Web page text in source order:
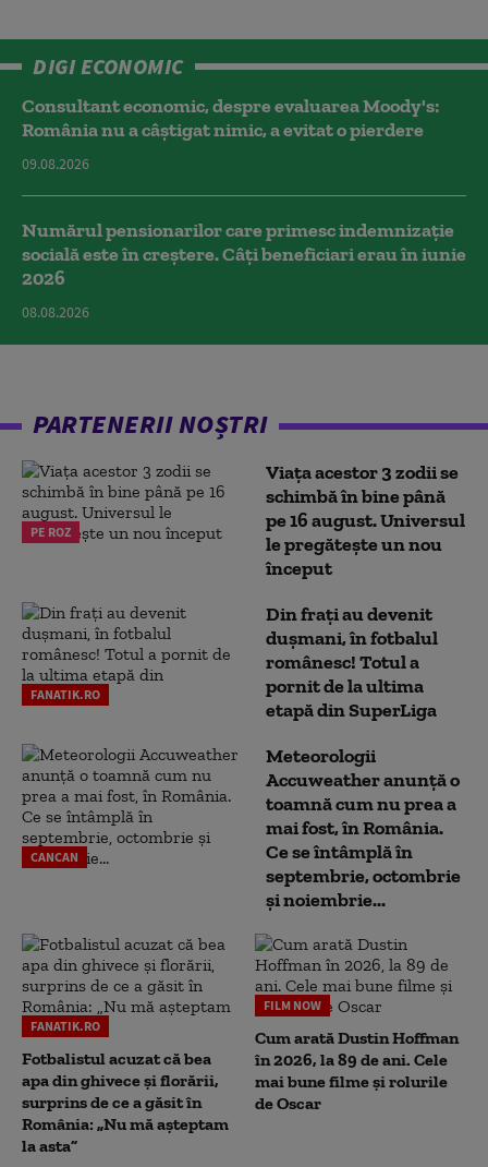
DIGI ECONOMIC
Consultant economic, despre evaluarea Moody's:
România nu a câştigat nimic, a evitat o pierdere
09.08.2026
Numărul pensionarilor care primesc indemnizaţie
socială este în creștere. Câți beneficiari erau în iunie
2026
08.08.2026
PARTENERII NOȘTRI
PE ROZ
Viața acestor 3 zodii se
schimbă în bine până
pe 16 august. Universul
le pregătește un nou
început
FANATIK.RO
Din frați au devenit
dușmani, în fotbalul
românesc! Totul a
pornit de la ultima
etapă din SuperLiga
CANCAN
Meteorologii
Accuweather anunță o
toamnă cum nu prea a
mai fost, în România.
Ce se întâmplă în
septembrie, octombrie
și noiembrie...
FANATIK.RO
Fotbalistul acuzat că bea
apa din ghivece și florării,
surprins de ce a găsit în
România: „Nu mă așteptam
la asta”
FILM NOW
Cum arată Dustin Hoffman
în 2026, la 89 de ani. Cele
mai bune filme și rolurile
de Oscar